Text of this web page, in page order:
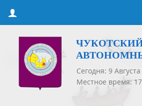
Сегодня: 9 Августа
Местное время: